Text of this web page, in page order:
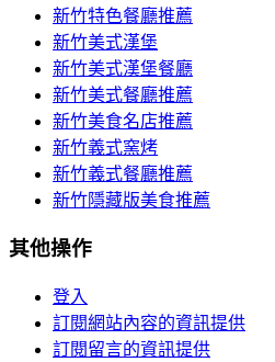
新竹特色餐廳推薦
新竹美式漢堡
新竹美式漢堡餐廳
新竹美式餐廳推薦
新竹美食名店推薦
新竹義式窯烤
新竹義式餐廳推薦
新竹隱藏版美食推薦
其他操作
登入
訂閱網站內容的資訊提供
訂閱留言的資訊提供